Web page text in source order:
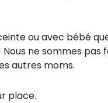
ou avec bébé
ne sommes
autres moms.
place.